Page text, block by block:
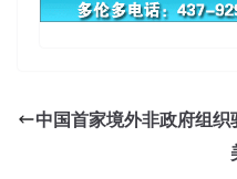
Come to someone, Uncle
hold the barracks to be
中国首家境外非政府组